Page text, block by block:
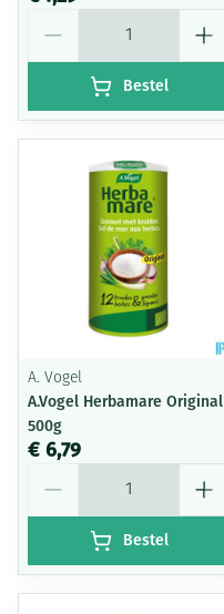
Bestel
A. Vogel
A.Vogel Herbamare Original
500g
€ 6,79
Bestel